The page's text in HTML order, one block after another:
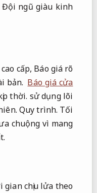
Đội ngũ giàu kinh
cấp, Báo giá rõ
bản. Báo giá cửa
thời. sử dụng lõi
Quy trình. Tối
chuộng vì mang
gian chịu lửa theo